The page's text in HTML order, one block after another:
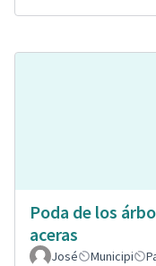
Poda de los
aceras
José Municipi